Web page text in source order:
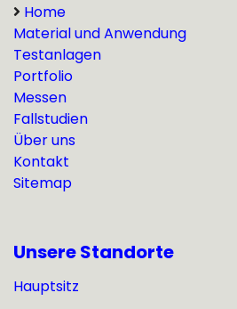
Home
Material und Anwendung
Testanlagen
Portfolio
Messen
Fallstudien
Über uns
Kontakt
Sitemap
Unsere Standorte
Hauptsitz